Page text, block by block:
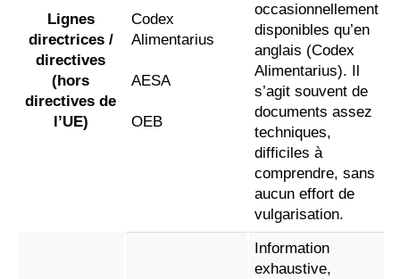
Lignes
directrices /
directives
(hors
directives de
l’UE)
Codex
Alimentarius
AESA
OEB
occasionnellement
disponibles qu’en
anglais (Codex
Alimentarius). Il
s’agit souvent de
documents assez
techniques,
difficiles à
comprendre, sans
aucun effort de
vulgarisation.
Information
exhaustive,